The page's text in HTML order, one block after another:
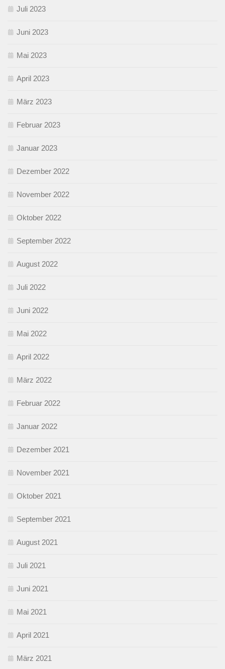
Juli 2023
Juni 2023
Mai 2023
April 2023
März 2023
Februar 2023
Januar 2023
Dezember 2022
November 2022
Oktober 2022
September 2022
August 2022
Juli 2022
Juni 2022
Mai 2022
April 2022
März 2022
Februar 2022
Januar 2022
Dezember 2021
November 2021
Oktober 2021
September 2021
August 2021
Juli 2021
Juni 2021
Mai 2021
April 2021
März 2021